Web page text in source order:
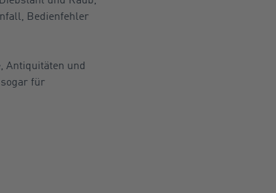
Bedienfehler
Antiquitäten und
für